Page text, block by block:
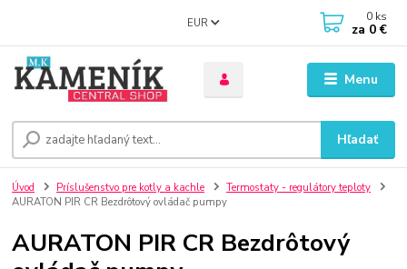
Menu
EUR
Hľadať
0 ks
za 0 €
Úvod Príslušenstvo pre kotly a kachle
Termostaty - regulátory teploty
AURATON PIR CR Bezdrôtový ovládač pumpy
AURATON PIR CR Bezdrôtový